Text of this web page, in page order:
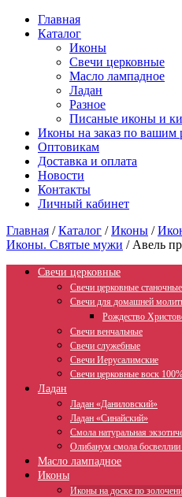
Главная
Каталог
Иконы
Свечи церковные
Масло лампадное
Ладан
Разное
Писаные иконы и
Иконы на заказ по вашим
Оптовикам
Доставка и оплата
Новости
Контакты
Личный кабинет
Главная /Каталог /Иконы /
Иконы. Святые мужи / Авель
Свечи церковные
Свечи церковные
Свечи для домашней
Рождество
Свечи венчальные
Свечи служебные
Свечи Иерусалимские
Свечи церковные воск
Ладан
Ладан «Даниловский»
Ладан «Синайский»
Смола натуральная
Олибанум смола босвеллии
Масло лампадное
Иконы
Иконы на доске по